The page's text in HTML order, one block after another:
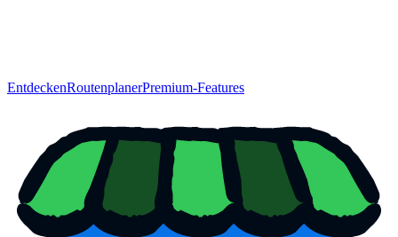
EntdeckenRoutenplanerPremium-Features